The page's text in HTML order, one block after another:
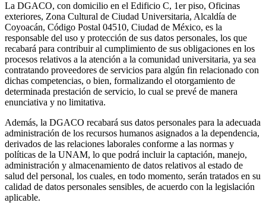
La DGACO, con domicilio en el Edificio C, 1er piso, Oficinas
exteriores, Zona Cultural de Ciudad Universitaria, Alcaldía de
Coyoacán, Código Postal 04510, Ciudad de México, es la
responsable del uso y protección de sus datos personales, los que
recabará para contribuir al cumplimiento de sus obligaciones en los
procesos relativos a la atención a la comunidad universitaria, ya sea
contratando proveedores de servicios para algún fin relacionado con
dichas competencias, o bien, formalizando el otorgamiento de
determinada prestación de servicio, lo cual se prevé de manera
enunciativa y no limitativa.
Además, la DGACO recabará sus datos personales para la adecuada
administración de los recursos humanos asignados a la dependencia,
derivados de las relaciones laborales conforme a las normas y
políticas de la UNAM, lo que podrá incluir la captación, manejo,
administración y almacenamiento de datos relativos al estado de
salud del personal, los cuales, en todo momento, serán tratados en su
calidad de datos personales sensibles, de acuerdo con la legislación
aplicable.